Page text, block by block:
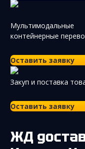
Мультимодальные
контейнерные
Оставить заявку
Закуп и поставка
Оставить заявку
ЖД доставка контейнера из